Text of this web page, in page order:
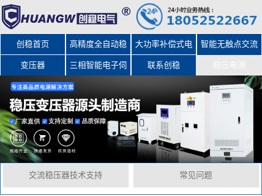
创稳首页 高精度全自动稳
压器
大功率补偿式电
力稳压器
智能无触点交流
变压器 三相智能电子伺 联系创稳
交流稳压器技术支持 常见问题